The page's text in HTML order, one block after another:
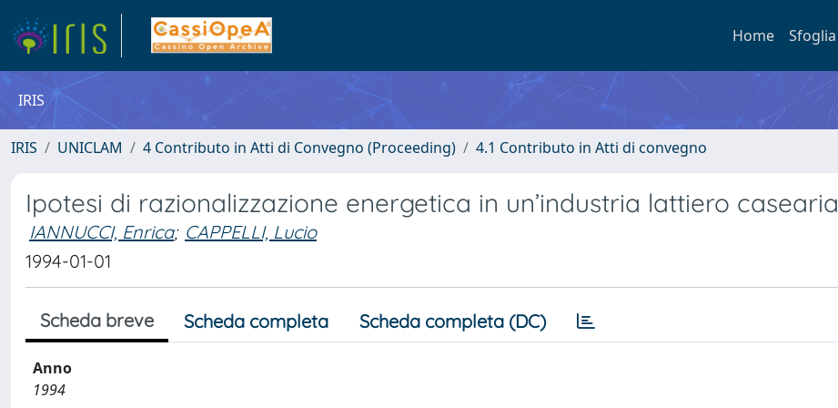
Home Sfoglia
IRIS
IRIS UNICLAM 4 Contributo in Atti di Convegno (Proceeding) 4.1 Contributo in Atti di convegno
Ipotesi di razionalizzazione energetica in un’industria lattiero casearia
IANNUCCI, Enrica; CAPPELLI, Lucio
1994-01-01
Scheda breve Scheda completa Scheda completa (DC)
Anno
1994